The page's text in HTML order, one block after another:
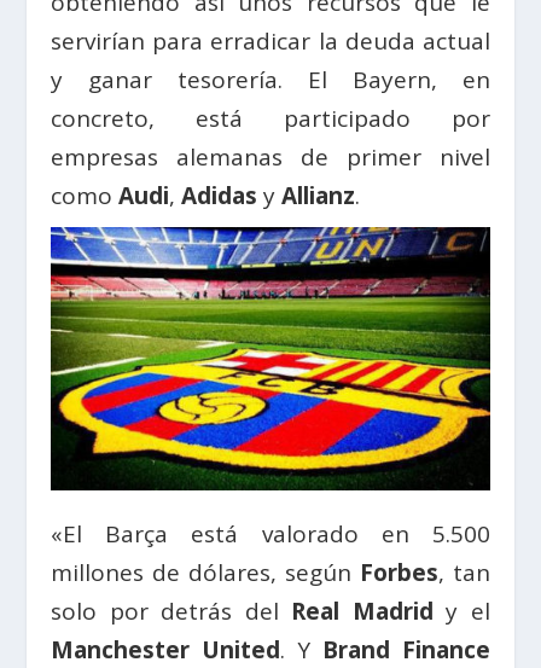
servirían para erradicar la deuda actual
y ganar tesorería. El Bayern, en
concreto, está participado por
empresas alemanas de primer nivel
comoAudi,Adidas yAllianz.
«El Barça está valorado en 5.500
millones de dólares, según Forbes, tan
solo por detrás del Real Madrid y el
Manchester United. Y Brand Finance